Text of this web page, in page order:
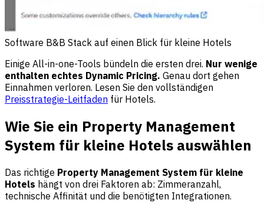
Software B&B Stack auf einen Blick für kleine Hotels
Einige All-in-one-Tools bündeln die ersten drei. Nur wenige
enthalten echtes Dynamic Pricing. Genau dort gehen
Einnahmen verloren. Lesen Sie den vollständigen
Preisstrategie-Leitfaden für Hotels.
Wie Sie ein Property Management
System für kleine Hotels auswählen
Das richtige Property Management System für kleine
Hotels hängt von drei Faktoren ab: Zimmeranzahl,
technische Affinität und die benötigten Integrationen.